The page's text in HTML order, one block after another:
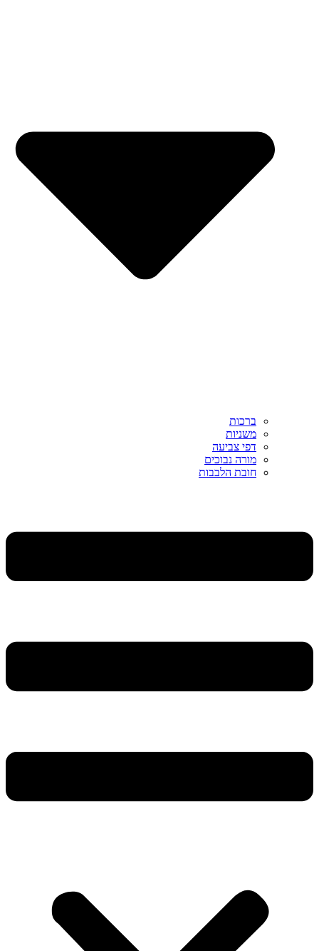
ברכות
משניות
דפי צביעה
מורה נבוכים
חובת הלבבות